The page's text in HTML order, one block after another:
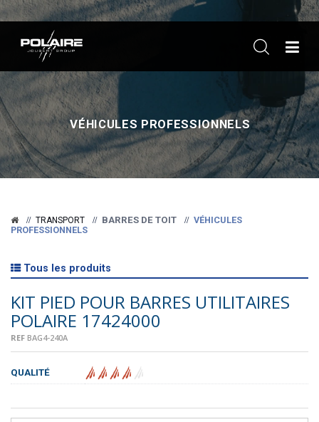
VÉHICULES PROFESSIONNELS
TRANSPORT BARRES DE TOIT
VÉHICULES
PROFESSIONNELS
Tous les produits
KIT PIED POUR BARRES UTILITAIRES
POLAIRE 17424000
REF BAG4-240A
QUALITÉ